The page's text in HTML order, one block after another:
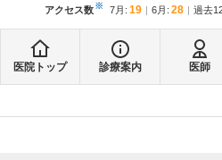
アクセス数※ 7月 : 19 6月 : 28 過去
医院トップ 診療案内 医師